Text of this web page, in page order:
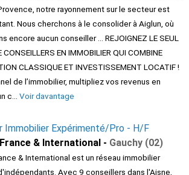
notre rayonnement sur le secteur est
Nous cherchons à le consolider à Aiglun, où
encore aucun conseiller ... REJOIGNEZ LE SEUL
CONSEILLERS EN IMMOBILIER QUI COMBINE
CLASSIQUE ET INVESTISSEMENT LOCATIF !
de l’immobilier, multipliez vos revenus en
c... Voir davantage
Immobilier Expérimenté/Pro - H/F
& International - Gauchy (02)
& International est un réseau immobilier
Avec 9 conseillers dans l'Aisne,